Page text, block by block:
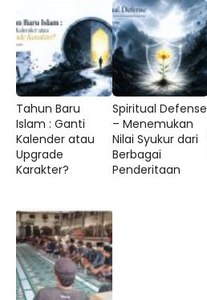
Tahun Baru
Islam : Ganti
Kalender atau
Upgrade
Karakter?
Spiritual Defense
– Menemukan
Nilai Syukur dari
Berbagai
Penderitaan